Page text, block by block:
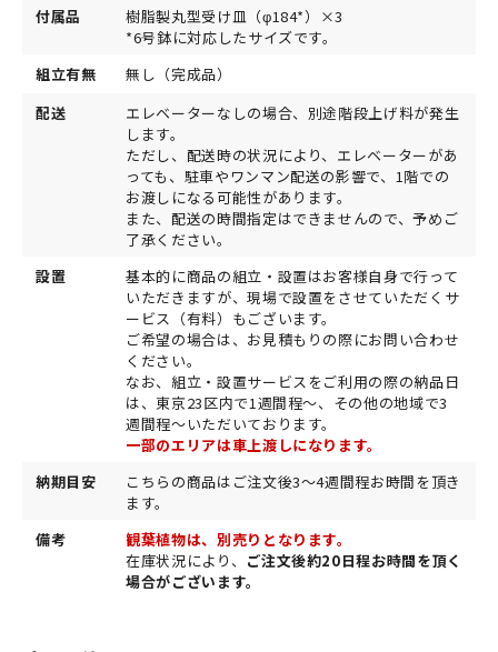
付属品
樹脂製丸型受け皿（φ184*）×3
*6号鉢に対応したサイズです。
組立有無
無し（完成品）
配送
エレベーターなしの場合、別途階段上げ料が発生
します。
ただし、配送時の状況により、エレベーターがあ
っても、駐車やワンマン配送の影響で、1階での
お渡しになる可能性があります。
また、配送の時間指定はできませんので、予めご
了承ください。
設置
基本的に商品の組立・設置はお客様自身で行って
いただきますが、現場で設置をさせていただくサ
ービス（有料）もございます。
ご希望の場合は、お見積もりの際にお問い合わせ
ください。
なお、組立・設置サービスをご利用の際の納品日
は、東京23区内で1週間程～、その他の地域で3
週間程～いただいております。
一部のエリアは車上渡しになります。
納期目安
こちらの商品はご注文後3～4週間程お時間を頂き
ます。
備考
観葉植物は、別売りとなります。
在庫状況により、 ご注文後約20日程お時間を頂く
場合がございます。